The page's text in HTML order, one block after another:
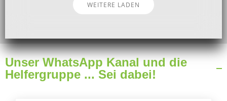
WEITERE LADEN
Unser WhatsApp Kanal und die
Helfergruppe ... Sei dabei!